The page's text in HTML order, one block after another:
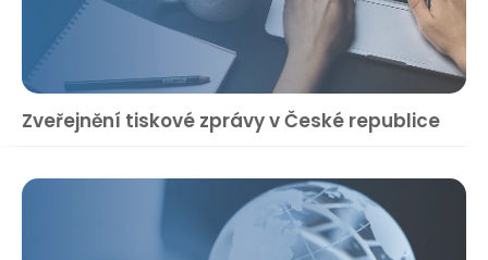
Zveřejnění tiskové zprávy v České republice